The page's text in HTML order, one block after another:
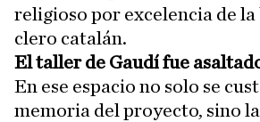
religioso por excelencia de la
clero catalán.
El taller de Gaudí fue
En ese espacio no solo se
memoria del proyecto, sino la